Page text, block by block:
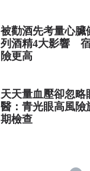
被勸酒先考量心臟
列酒精4大影響
險更高
天天量血壓卻忽略
醫：青光眼高風險
期檢查